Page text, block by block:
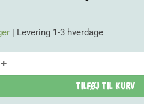
oprindelige
pris
var:
| Levering 1-3 hverdage
- Blå (Familie) antal
TILFØJ TIL KURV